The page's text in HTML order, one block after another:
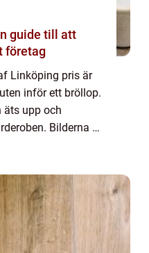
guide till att
företag
Linköping pris är
inför ett bröllop.
äts upp och
Bilderna är